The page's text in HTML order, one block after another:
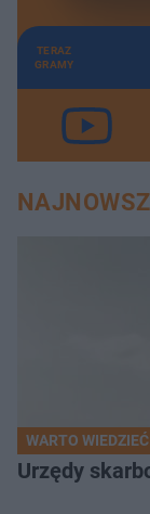
TERAZ
GRAMY
WARTO WIEDZIEĆ
Urzędy